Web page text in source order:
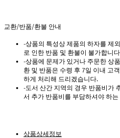
교환/반품/환불 안내
-상품의 특성상 제품의 하자를 제
로 인한 반품 및 환불이 불가합니
-상품에 문제가 있거나 주문한 상
환 및 반품은 수령 후 7일 이내 고
하게 처리해 드리겠습니다.
-도서 산간 지역의 경우 반품비가
서 추가 반품비를 부담하셔야 하
상품상세정보